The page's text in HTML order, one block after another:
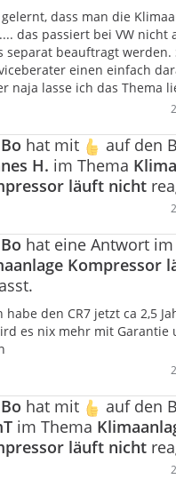
dass man die
das passiert bei VW nicht
separat beauftragt werden.
einen einfach
naja lasse ich das Thema
hat mit
auf den
H. im Thema
läuft nicht
hat eine Antwort
Kompressor
habe den CR7 jetzt ca 2,5
es nix mehr mit Garantie
hat mit
auf den
im Thema
läuft nicht